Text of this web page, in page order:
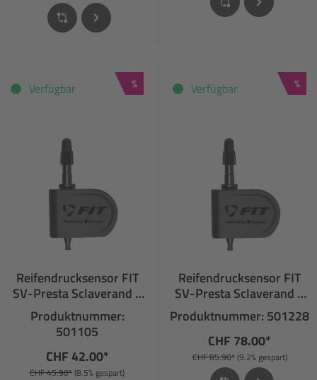
Rabatt
%
Verfügbar
Reifendrucksensor FIT
SV-Presta Sclaverand 1
Stück
Produktnummer:
501105
CHF 42.00*
CHF 45.90*(8.5% gespart)
%
Verfügbar
Reifendrucksensor FIT
SV-Presta Sclaverand 2
Produktnummer: 501228
CHF 78.00*
CHF 85.90*(9.2% gespart)